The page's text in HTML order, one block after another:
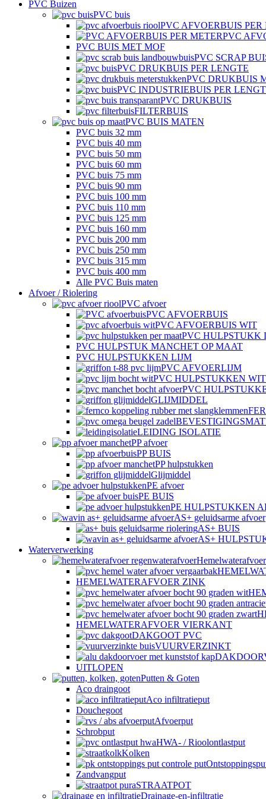
PVC Buizen
PVC buis
PVC AFVOERBUIS PER
PVC
PVC BUIS MET MOF
PVC SCRAP
PVC DRUKBUIS PER LENGTE
PVC DRUKBUIS
PVC INDUSTRIEBUIS PER
PVC DRUKBUIS
FILTERBUIS
PVC BUIS MATEN
PVC buis 32 mm
PVC buis 40 mm
PVC buis 50 mm
PVC buis 60 mm
PVC buis 75 mm
PVC buis 90 mm
PVC buis 100 mm
PVC buis 110 mm
PVC buis 125 mm
PVC buis 160 mm
PVC buis 200 mm
PVC buis 250 mm
PVC buis 315 mm
PVC buis 400 mm
Alle PVC Buis maten
Afvoer / Riolering
PVC afvoer
PVC AFVOERBUIS
PVC AFVOERBUIS WIT
PVC HULPSTUKK
PVC HULPSTUK MANCHET OP MAAT
PVC HULPSTUKKEN LIJM
PVC AFVOERLIJM
PVC HULPSTUKKEN WIT
PVC
GLIJMIDDEL
LEIDING ISOLATIE
PP afvoer
PP BUIS
PP hulpstukken
Glijmiddel
PE afvoer
PE BUIS
PE HULPSTUKKEN
AS+ geluidsarme afvoer
AS+ BUIS
AS+
Waterverwerking
Hemelwaterafvoer
HEMELWATERAFVOER ZINK
HEMELWATERAFVOER VIERKANT
DAKGOOT PVC
VUURVERZINKT
UITLOPEN
Putten & Goten
Aco draingoot
Aco infiltratieput
Douchegoot
Afvoerput
Schrobput
HWA- / Rioolontlastput
Kolken
Zandvangput
STRAATPOT
Drainage-en-infiltratie